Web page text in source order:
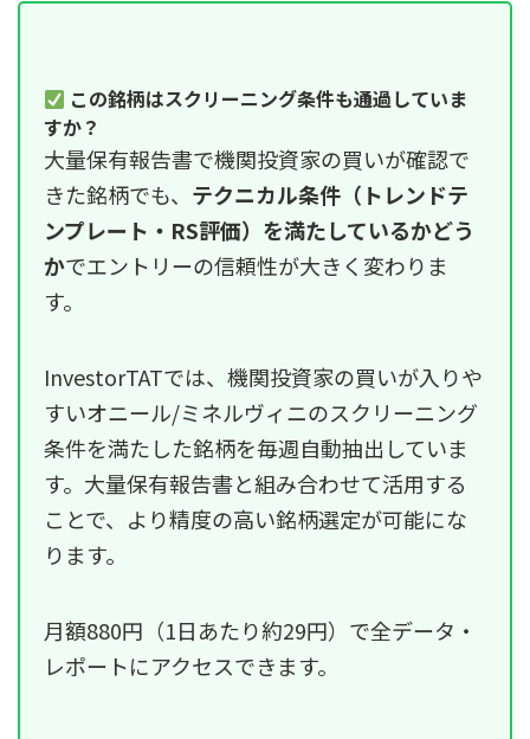
この銘柄はスクリーニング条件も通過していま
すか？
大量保有報告書で機関投資家の買いが確認で
きた銘柄でも、 テクニカル条件（トレンドテ
ンプレート・RS評価）を満たしているかどう
かでエントリーの信頼性が大きく変わりま
す。
InvestorTATでは、機関投資家の買いが入りや
すいオニール/ミネルヴィニのスクリーニング
条件を満たした銘柄を毎週自動抽出していま
す。大量保有報告書と組み合わせて活用する
ことで、より精度の高い銘柄選定が可能にな
ります。
月額880円（1日あたり約29円）で全データ・
レポートにアクセスできます。